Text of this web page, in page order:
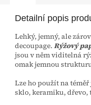
Detailní popis
Lehký, jemný, ale
decoupage. Rýžový
jsou v něm viditelná
omak jemnou
Lze ho použít na
sklo, keramiku, dřevo,